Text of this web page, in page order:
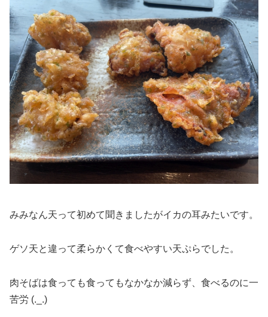
みみなん天って初めて聞きましたがイカの耳みたいです。
ゲソ天と違って柔らかくて食べやすい天ぷらでした。
肉そばは食っても食ってもなかなか減らず、食べるのに一
苦労 (._.)